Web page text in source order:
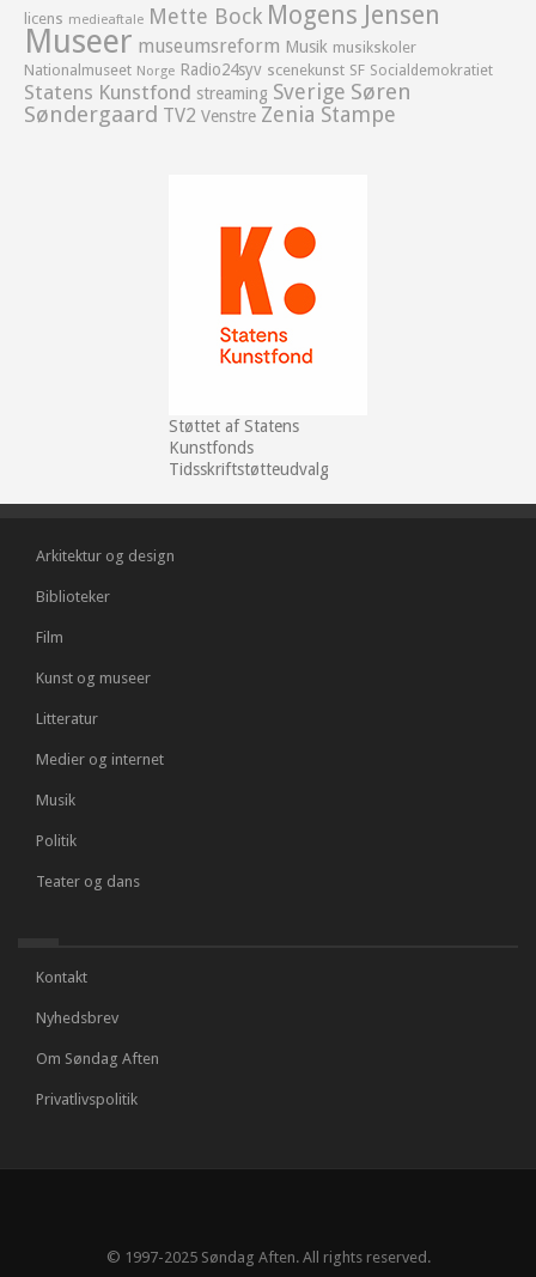
licens medieaftale Mette Bock Mogens Jensen
Museer museumsreform Musik musikskoler
Nationalmuseet Norge Radio24syv scenekunst SF Socialdemokratiet
Statens Kunstfond streaming Sverige Søren
Søndergaard TV2 Venstre Zenia Stampe
Støttet af Statens
Kunstfonds
Tidsskriftstøtteudvalg
Arkitektur og design
Biblioteker
Film
Kunst og museer
Litteratur
Medier og internet
Musik
Politik
Teater og dans
Kontakt
Nyhedsbrev
Om Søndag Aften
Privatlivspolitik
© 1997-2025 Søndag Aften. All rights reserved.